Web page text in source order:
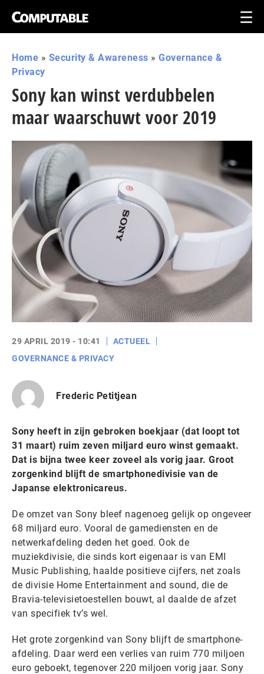
Home » Security & Awareness » Governance &
Privacy
Sony kan winst verdubbelen
maar waarschuwt voor 2019
29 APRIL 2019 - 10:41
ACTUEEL
GOVERNANCE & PRIVACY
Frederic Petitjean
Sony heeft in zijn gebroken boekjaar (dat loopt tot
31 maart) ruim zeven miljard euro winst gemaakt.
Dat is bijna twee keer zoveel als vorig jaar. Groot
zorgenkind blijft de smartphonedivisie van de
Japanse elektronicareus.
De omzet van Sony bleef nagenoeg gelijk op ongeveer
68 miljard euro. Vooral de gamediensten en de
netwerkafdeling deden het goed. Ook de
muziekdivisie, die sinds kort eigenaar is van EMI
Music Publishing, haalde positieve cijfers, net zoals
de divisie Home Entertainment and sound, die de
Bravia-televisietoestellen bouwt, al daalde de afzet
van specifiek tv’s wel.
Het grote zorgenkind van Sony blijft de smartphone-
afdeling. Daar werd een verlies van ruim 770 miljoen
euro geboekt, tegenover 220 miljoen vorig jaar. Sony